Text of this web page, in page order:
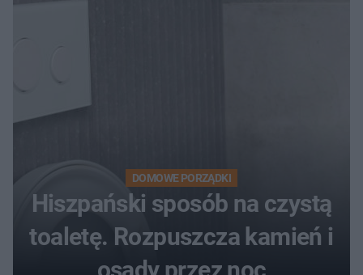
DOMOWE PORZĄDKI
Hiszpański sposób na czystą
toaletę. Rozpuszcza kamień i